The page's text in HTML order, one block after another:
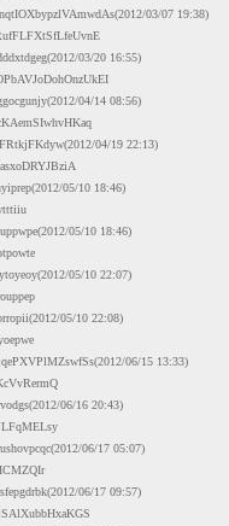
03/07 19:38)
03/20 16:55)
04/14 08:56)
04/19 22:13)
05/10 18:46)
05/10 18:46)
05/10 22:07)
05/10 22:08)
06/15 13:33)
06/16 20:43)
06/17 05:07)
06/17 09:57)